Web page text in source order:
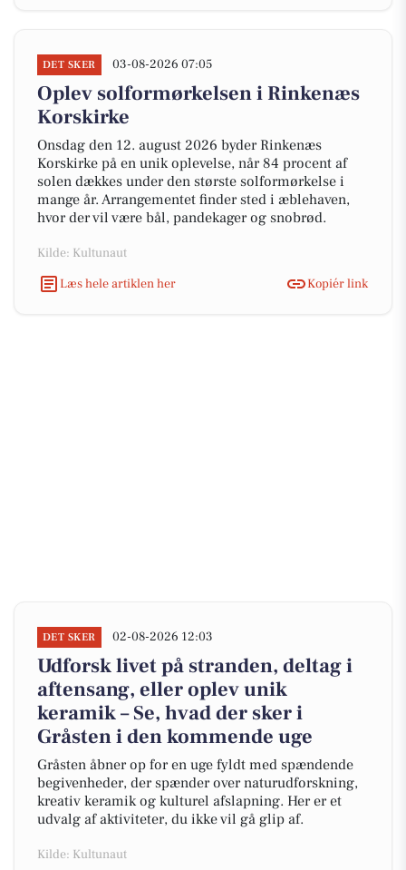
DET SKER 03-08-2026 07:05
Oplev solformørkelsen i Rinkenæs
Korskirke
Onsdag den 12. august 2026 byder Rinkenæs
Korskirke på en unik oplevelse, når 84 procent af
solen dækkes under den største solformørkelse i
mange år. Arrangementet finder sted i æblehaven,
hvor der vil være bål, pandekager og snobrød.
Kilde: Kultunaut
Læs hele artiklen her
Kopiér link
DET SKER 02-08-2026 12:03
Udforsk livet på stranden, deltag i
aftensang, eller oplev unik
keramik – Se, hvad der sker i
Gråsten i den kommende uge
Gråsten åbner op for en uge fyldt med spændende
begivenheder, der spænder over naturudforskning,
kreativ keramik og kulturel afslapning. Her er et
udvalg af aktiviteter, du ikke vil gå glip af.
Kilde: Kultunaut